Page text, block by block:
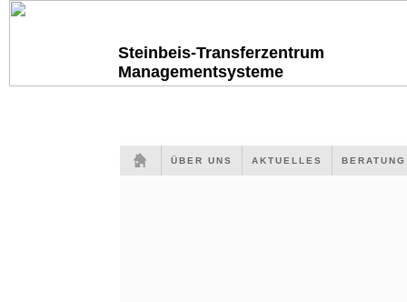
Steinbeis-Transferzentrum
Managementsysteme
ÜBER UNS AKTUELLES